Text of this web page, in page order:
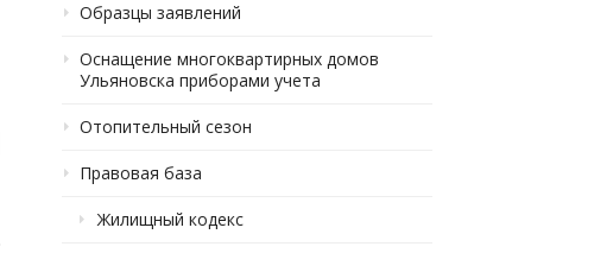
Образцы заявлений
Оснащение многоквартирных домов
Ульяновска приборами учета
Отопительный сезон
Правовая база
Жилищный кодекс